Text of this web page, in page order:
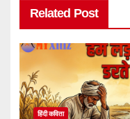
Related Post
हिंदी कविता